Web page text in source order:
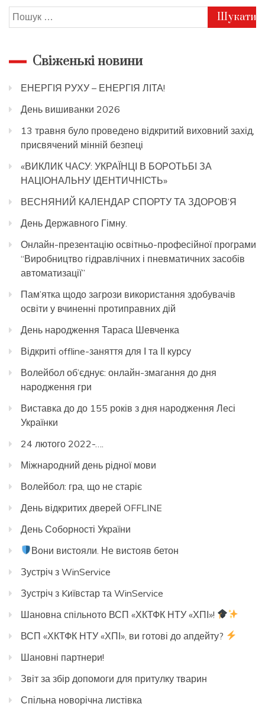
Пошук:
Свіженькі новини
ЕНЕРГІЯ РУХУ – ЕНЕРГІЯ ЛІТА!
День вишиванки 2026
13 травня було проведено відкритий виховний захід,
присвячений мінній безпеці
«ВИКЛИК ЧАСУ: УКРАЇНЦІ В БОРОТЬБІ ЗА
НАЦІОНАЛЬНУ ІДЕНТИЧНІСТЬ»
ВЕСНЯНИЙ КАЛЕНДАР СПОРТУ ТА ЗДОРОВ’Я
День Державного Гімну.
Онлайн-презентацію освітньо-професійної програми
“Виробництво гідравлічних і пневматичних засобів
автоматизації”
Пам’ятка щодо загрози використання здобувачів
освіти у вчиненні протиправних дій
День народження Тараса Шевченка
Відкриті offline-заняття для І та ІІ курсу
Волейбол об’єднує: онлайн-змагання до дня
народження гри
Виставка до до 155 років з дня народження Лесі
Українки
24 лютого 2022-….
Міжнародний день рідної мови
Волейбол: гра, що не старіє
День відкритих дверей OFFLINE
День Соборності України
Вони вистояли. Не вистояв бетон
Зустріч з WinService
Зустріч з Kиївстар та WinService
Шановна спільното ВСП «ХКТФК НТУ «ХПІ»!
ВСП «ХКТФК НТУ «ХПІ», ви готові до апдейту?
Шановні партнери!
Звіт за збір допомоги для притулку тварин
Спільна новорічна листівка